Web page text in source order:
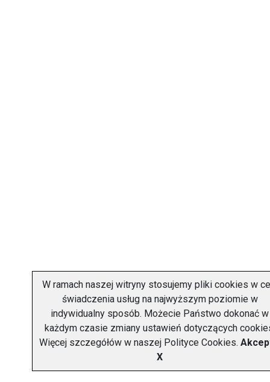
W ramach naszej witryny stosujemy pliki cookies w
świadczenia usług na najwyższym poziomie w
indywidualny sposób. Możecie Państwo dokonać w
każdym czasie zmiany ustawień dotyczących
Więcej szczegółów w naszej Polityce Cookies.
X